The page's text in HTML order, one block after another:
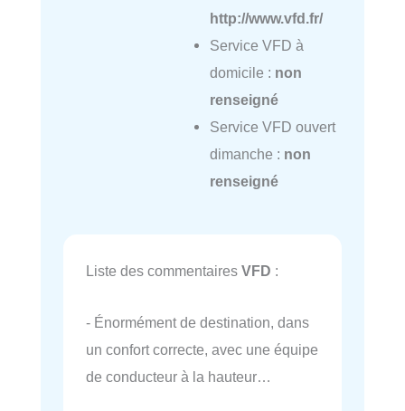
http://www.vfd.fr/
Service VFD à
domicile : non
renseigné
Service VFD ouvert
dimanche : non
renseigné
Liste des commentaires VFD :
- Énormément de destination, dans
un confort correcte, avec une équipe
de conducteur à la hauteur…